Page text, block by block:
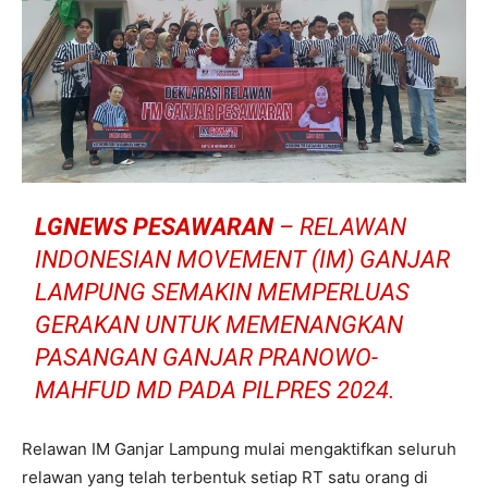
LGNEWS PESAWARAN– RELAWAN
INDONESIAN MOVEMENT (IM) GANJAR
LAMPUNG SEMAKIN MEMPERLUAS
GERAKAN UNTUK MEMENANGKAN
PASANGAN GANJAR PRANOWO-
MAHFUD MD PADA PILPRES 2024.
Relawan IM Ganjar Lampung mulai mengaktifkan seluruh
relawan yang telah terbentuk setiap RT satu orang di